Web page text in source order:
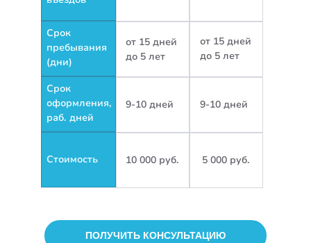
10 000 руб. 5 000 руб.
9-10 дней
Стоимость
Срок
оформления,
раб. дней
9-10 дней
от 15 дней
до 5 лет
Срок
пребывания
(дни)
от 15 дней
до 5 лет
ПОЛУЧИТЬ КОНСУЛЬТАЦИЮ